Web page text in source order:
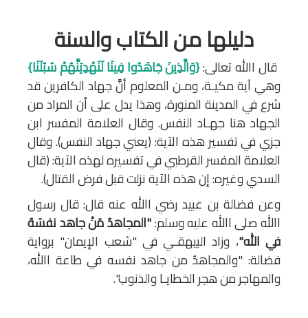
دليلها من الكتاب والسنة
قال االله تعالى:{وَالَّذِينَ جَاهَدُوا فِينَا لَنَهْدِيَنَّهُمْ سُبُلَنَا}
وهي آية مكيـة، ومـن المعلوم أنَّ جهاد الكافرين قد
شرع في المدينة المنورة، وهذا يدل على أن المراد من
الجهاد هنا جهـاد النفس. وقال العلامة المفسر ابن
جزي في تفسير هذه الآية: (يعني جهاد النفس). وقال
العلامة المفسر القرطبي في تفسيره لهذه الآية: (قال
السدي وغيره: إن هذه الآية نزلت قبل فرض القتال).
وعن فضالة بن عبيد رضي االله عنه قال: قال رسول
االله صلى االله عليه وسلم:"المجاهدُ مَنْ جاهد نفسَهُ
في الله"، وزاد البيهقـي في "شعب الإيمان" برواية
فضالة: "والمجاهدُ من جاهد نفسه في طاعة االله،
والمهاجر من هجر الخطايـا والذنوب".